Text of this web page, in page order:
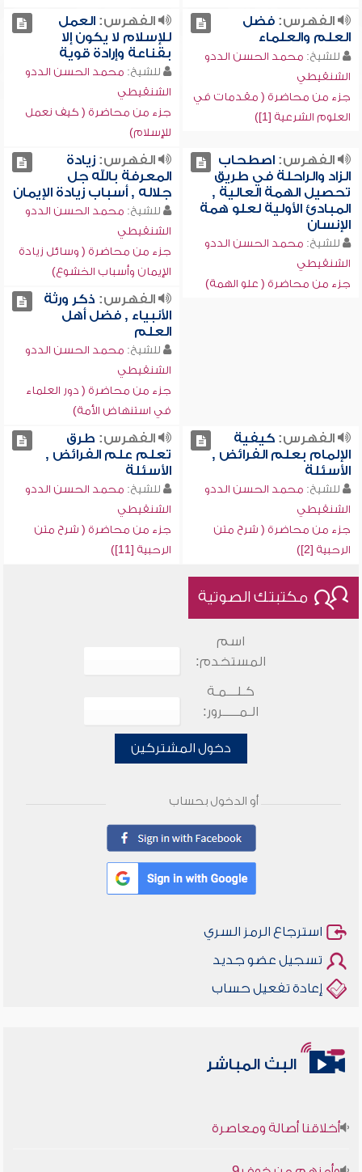
الفهرس:فضل
العلم والعلماء
للشيخ: محمد الحسن الددو
الشنقيطي
جزء من محاضرة ( مقدمات في
العلوم الشرعية [1])
الفهرس:العمل
للإسلام لا يكون إلا
بقناعة وإرادة قوية
للشيخ: محمد الحسن الددو
الشنقيطي
جزء من محاضرة ( كيف نعمل
للإسلام)
الفهرس:اصطحاب
الزاد والراحلة في طريق
تحصيل الهمة العالية ,
المبادئ الأولية لعلو همة
الإنسان
للشيخ: محمد الحسن الددو
الشنقيطي
جزء من محاضرة ( علو الهمة)
الفهرس:زيادة
المعرفة بالله جل
جلاله , أسباب زيادة الإيمان
للشيخ: محمد الحسن الددو
الشنقيطي
جزء من محاضرة ( وسائل زيادة
الإيمان وأسباب الخشوع)
الفهرس: ذكر ورثة
الأنبياء , فضل أهل
العلم
للشيخ: محمد الحسن الددو
الشنقيطي
جزء من محاضرة ( دور العلماء
في استنهاض الأمة)
الفهرس:كيفية
الإلمام بعلم الفرائض ,
الأسئلة
للشيخ: محمد الحسن الددو
الشنقيطي
جزء من محاضرة ( شرح متن
الرحبية [2])
الفهرس: طرق
تعلم علم الفرائض ,
الأسئلة
للشيخ: محمد الحسن الددو
الشنقيطي
جزء من محاضرة ( شرح متن
الرحبية [11])
مكتبتك الصوتية
اسم
المستخدم:
كـلـــمـة
الـمـــــرور:
دخول المشتركين
أو الدخول بحساب
استرجاع الرمز السري
تسجيل عضو جديد
إعادة تفعيل حساب
البث المباشر
أخلاقنا أصالة ومعاصرة
وأمنهم من خوف 9